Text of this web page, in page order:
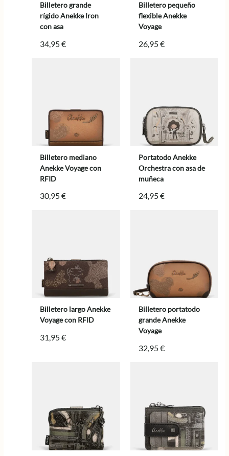
Billetero grande
rígido Anekke Iron
con asa
34,95€
Billetero pequeño
flexible Anekke
Voyage
26,95€
Billetero mediano
Anekke Voyage con
RFID
30,95€
Portatodo Anekke
Orchestra con asa de
muñeca
24,95€
Billetero largo Anekke
Voyage con RFID
31,95€
Billetero portatodo
grande Anekke
Voyage
32,95€